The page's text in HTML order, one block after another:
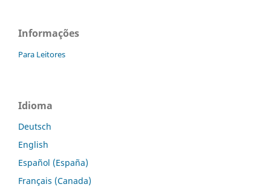
Informações
Para Leitores
Idioma
Deutsch
English
Español (España)
Français (Canada)